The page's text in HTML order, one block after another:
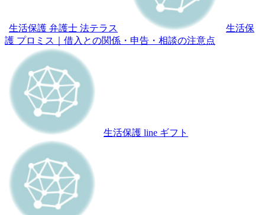
生活保護 弁護士 法テラス
生活保
護 プロミス｜借入との関係・申告・相談の注意点
生活保護 line ギフト